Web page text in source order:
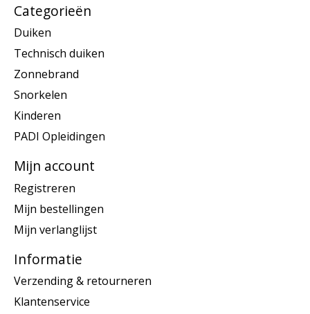
Categorieën
Duiken
Technisch duiken
Zonnebrand
Snorkelen
Kinderen
PADI Opleidingen
Mijn account
Registreren
Mijn bestellingen
Mijn verlanglijst
Informatie
Verzending & retourneren
Klantenservice